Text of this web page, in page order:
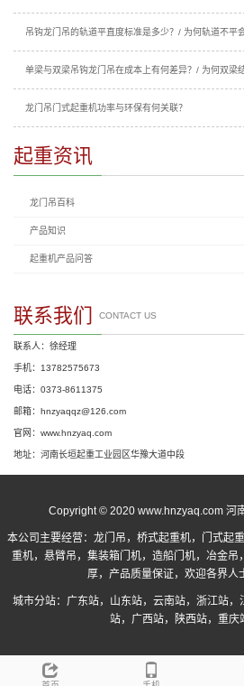
吊钩龙门吊的轨道平直度标准是多少？/ 为何轨道不平
单梁与双梁吊钩龙门吊在成本上有何差异？/ 为何双梁
龙门吊门式起重机功率与环保有何关联？
起重资讯
龙门吊百科
产品知识
起重机产品问答
联系我们 CONTACT US
联系人：徐经理
手机：13782575673
电话：0373-8611375
邮箱：hnzyaqqz@126.com
官网：www.hnzyaq.com
地址：河南长垣起重工业园区华豫大道中段
Copyright © 2020 www.hnzyaq.com 河
本公司主要经营： 龙门吊 ， 桥式起重机， 门式起
重机，悬臂吊，集装箱门机，造船门机，冶金吊
厚，产品质量保证，欢迎各界人
城市分站： 广东站， 山东站， 云南站， 浙江站，
站， 广西站， 陕西站， 重庆